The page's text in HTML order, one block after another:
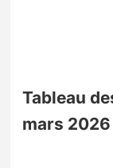
Tableau
mars 2026